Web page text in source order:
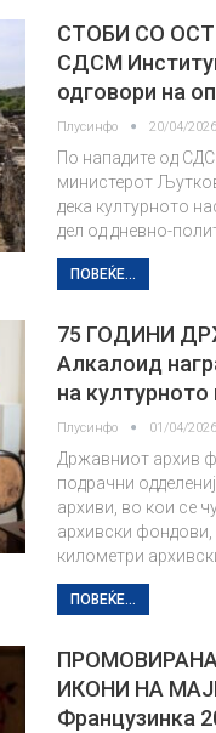
СТОБИ СО
СДСМ
одговори на
Плусинфо 20/04/2026
По нападите од
министерот
дека културното
дел од дневно-
ПОВЕЌЕ...
75 ГОДИНИ
Алкалоид
на
Плусинфо 01/04/2026
Државниот архив
подрачни
архиви, во кои се
архивски
километри
ПОВЕЌЕ...
ПРОМОВИРАНА
ИКОНИ НА
Французинка